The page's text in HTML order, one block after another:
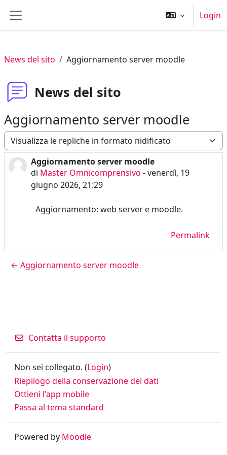
Pannello laterale
Login
News del sito Aggiornamento server moodle
News del sito
Aggiornamento server moodle
Modalità visualizzazione
Aggiornamento server moodle
di Master Omnicomprensivo -venerdì, 19
giugno 2026, 21:29
Numero di risposte: 0
Aggiornamento: web server e moodle.
Permalink
← Aggiornamento server moodle
Contatta il supporto
Non sei collegato. (Login)
Riepilogo della conservazione dei dati
Ottieni l'app mobile
Passa al tema standard
Powered by Moodle